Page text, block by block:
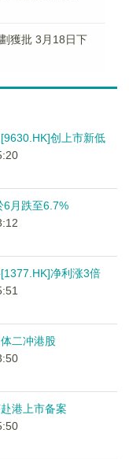
獲批 3月18日下
创上市新低
6月跌至6.7%
净利涨3倍
二冲港股
港上市备案